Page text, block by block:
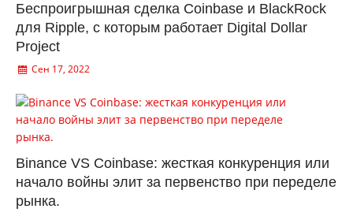
Беспроигрышная сделка Coinbase и BlackRock
для Ripple, с которым работает Digital Dollar
Project
Сен 17, 2022
Binance VS Coinbase: жесткая конкуренция или
начало войны элит за первенство при переделе
рынка.